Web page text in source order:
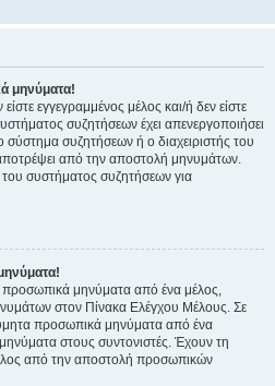
μηνύματα!
εγγεγραμμένος μέλος και/ή δεν είστε
συζητήσεων έχει απενεργοποιήσει
συζητήσεων ή ο διαχειριστής του
από την αποστολή μηνυμάτων.
του συστήματος συζητήσεων για
προσωπικά μηνύματα από ένα μέλος,
στον Πίνακα Ελέγχου Μέλους. Σε
προσωπικά μηνύματα από ένα
στους συντονιστές. Έχουν τη
από την αποστολή προσωπικών